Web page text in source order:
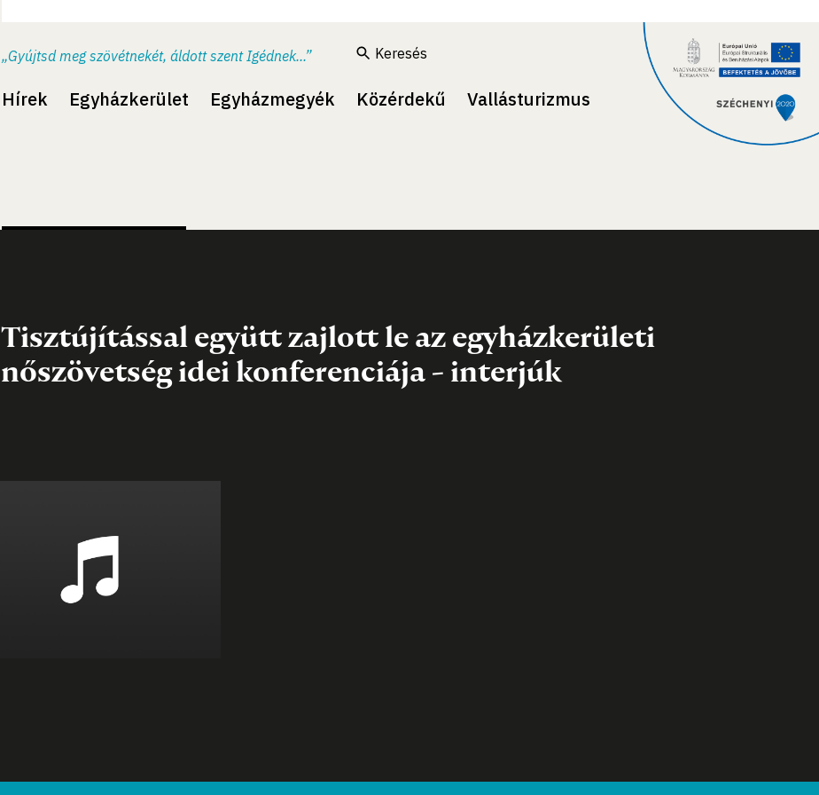
„Gyújtsd meg szövétnekét, áldott szent Igédnek...” Keresés
Hírek Egyházkerület Egyházmegyék Közérdekű Vallásturizmus
Tisztújítással együtt zajlott le az egyházkerületi
nőszövetség idei konferenciája - interjúk